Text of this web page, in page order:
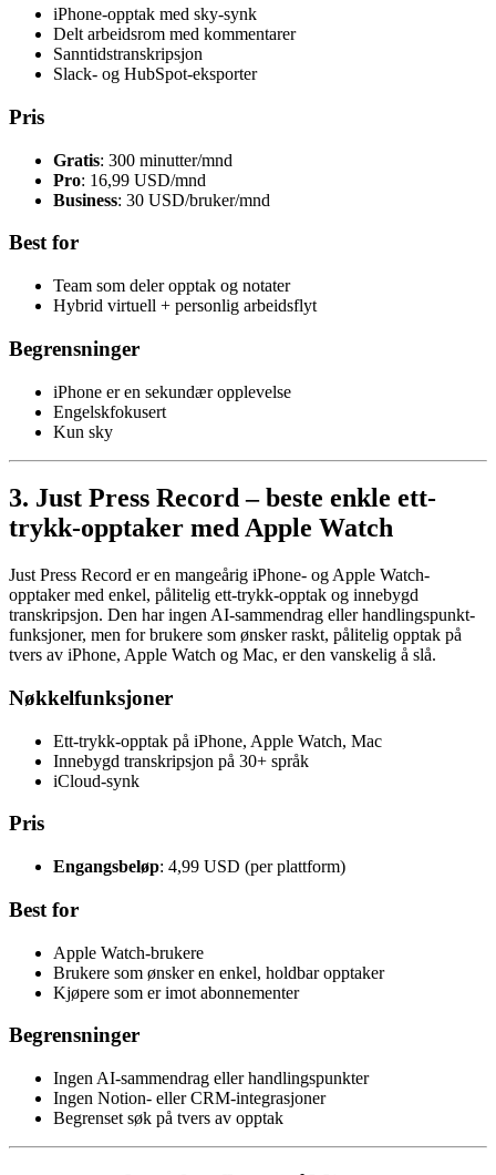
iPhone-opptak med sky-synk
Delt arbeidsrom med kommentarer
Sanntidstranskripsjon
Slack- og HubSpot-eksporter
Pris
Gratis: 300 minutter/mnd
Pro: 16,99 USD/mnd
Business: 30 USD/bruker/mnd
Best for
Team som deler opptak og notater
Hybrid virtuell + personlig arbeidsflyt
Begrensninger
iPhone er en sekundær opplevelse
Engelskfokusert
Kun sky
3. Just Press Record – beste enkle ett-
trykk-opptaker med Apple Watch
Just Press Record er en mangeårig iPhone- og Apple Watch-
opptaker med enkel, pålitelig ett-trykk-opptak og innebygd
transkripsjon. Den har ingen AI-sammendrag eller handlingspunkt-
funksjoner, men for brukere som ønsker raskt, pålitelig opptak på
tvers av iPhone, Apple Watch og Mac, er den vanskelig å slå.
Nøkkelfunksjoner
Ett-trykk-opptak på iPhone, Apple Watch, Mac
Innebygd transkripsjon på 30+ språk
iCloud-synk
Pris
Engangsbeløp: 4,99 USD (per plattform)
Best for
Apple Watch-brukere
Brukere som ønsker en enkel, holdbar opptaker
Kjøpere som er imot abonnementer
Begrensninger
Ingen AI-sammendrag eller handlingspunkter
Ingen Notion- eller CRM-integrasjoner
Begrenset søk på tvers av opptak